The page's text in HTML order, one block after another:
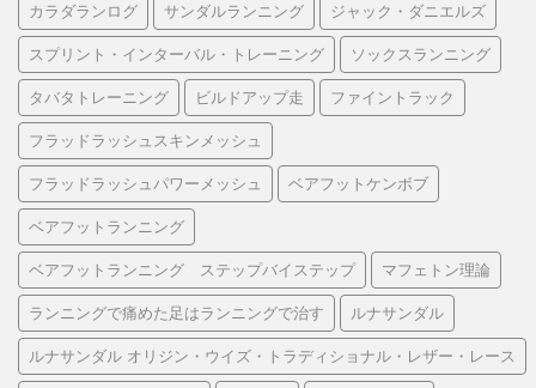
カラダランログ サンダルランニング ジャック・ダニエルズ
スプリント・インターバル・トレーニング ソックスランニング
タバタトレーニング ビルドアップ走 ファイントラック
フラッドラッシュスキンメッシュ
フラッドラッシュパワーメッシュ ベアフットケンボブ
ベアフットランニング
ベアフットランニング ステップバイステップ マフェトン理論
ランニングで痛めた足はランニングで治す ルナサンダル
ルナサンダル オリジン・ウイズ・トラディショナル・レザー・レース